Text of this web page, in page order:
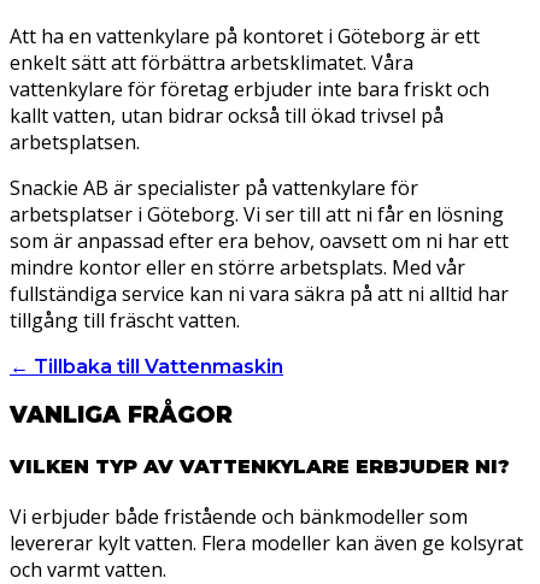
Att ha en vattenkylare på kontoret i Göteborg är ett
enkelt sätt att förbättra arbetsklimatet. Våra
vattenkylare för företag erbjuder inte bara friskt och
kallt vatten, utan bidrar också till ökad trivsel på
arbetsplatsen.
Snackie AB är specialister på vattenkylare för
arbetsplatser i Göteborg. Vi ser till att ni får en lösning
som är anpassad efter era behov, oavsett om ni har ett
mindre kontor eller en större arbetsplats. Med vår
fullständiga service kan ni vara säkra på att ni alltid har
tillgång till fräscht vatten.
← Tillbaka till Vattenmaskin
VANLIGA FRÅGOR
VILKEN TYP AV VATTENKYLARE ERBJUDER NI?
Vi erbjuder både fristående och bänkmodeller som
levererar kylt vatten. Flera modeller kan även ge kolsyrat
och varmt vatten.